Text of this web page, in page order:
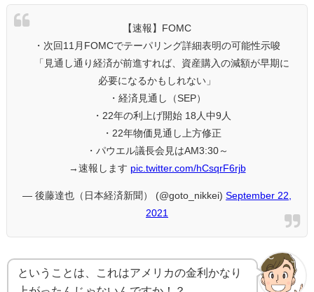
【速報】FOMC
・次回11月FOMCでテーパリング詳細表明の可能性示唆
「見通し通り経済が前進すれば、資産購入の減額が早期に
必要になるかもしれない」
・経済見通し（SEP）
・22年の利上げ開始 18人中9人
・22年物価見通し上方修正
・パウエル議長会見はAM3:30～
→速報します pic.twitter.com/hCsqrF6rjb
— 後藤達也（日本経済新聞） (@goto_nikkei) September 22,
2021
ということは、これはアメリカの金利かなり